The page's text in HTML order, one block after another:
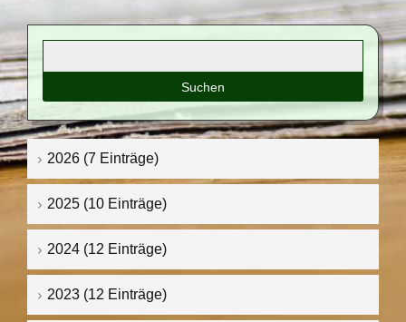
2026 (7 Einträge)
2025 (10 Einträge)
2024 (12 Einträge)
2023 (12 Einträge)